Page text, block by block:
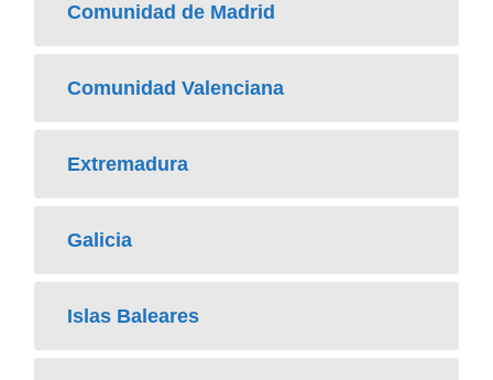
Comunidad de Madrid
Comunidad Valenciana
Extremadura
Galicia
Islas Baleares